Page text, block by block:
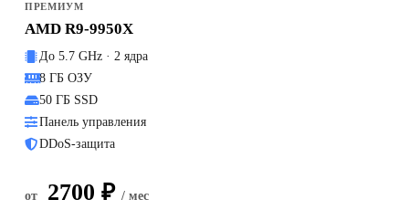
ПРЕМИУМ
AMD R9-9950X
До 5.7 GHz · 2 ядра
8 ГБ ОЗУ
50 ГБ SSD
Панель управления
DDoS-защита
от 2700 ₽ / мес